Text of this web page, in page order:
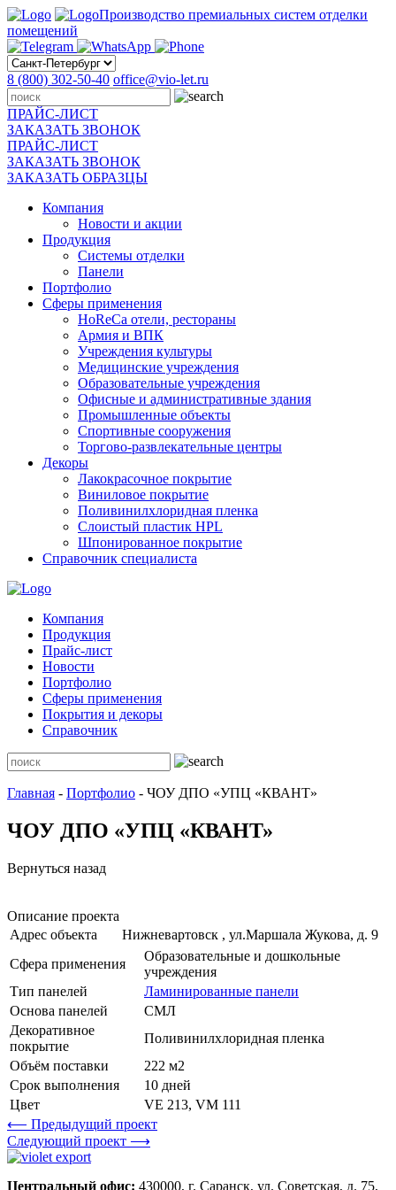
Производство премиальных систем отделки
помещений
8 (800) 302-50-40 office@vio-let.ru
ПРАЙС-ЛИСТ
ЗАКАЗАТЬ ЗВОНОК
ПРАЙС-ЛИСТ
ЗАКАЗАТЬ ЗВОНОК
ЗАКАЗАТЬ ОБРАЗЦЫ
Компания
Новости и акции
Продукция
Системы отделки
Панели
Портфолио
Сферы применения
HoReCa отели, рестораны
Армия и ВПК
Учреждения культуры
Медицинские учреждения
Образовательные учреждения
Офисные и административные здания
Промышленные объекты
Спортивные сооружения
Торгово-развлекательные центры
Декоры
Лакокрасочное покрытие
Виниловое покрытие
Поливинилхлоридная пленка
Слоистый пластик HPL
Шпонированное покрытие
Справочник специалиста
Компания
Продукция
Прайс-лист
Новости
Портфолио
Сферы применения
Покрытия и декоры
Справочник
Главная - Портфолио - ЧОУ ДПО «УПЦ «КВАНТ»
ЧОУ ДПО «УПЦ «КВАНТ»
Вернуться назад
Описание проекта
Адрес объекта
Нижневартовск , ул.Маршала Жукова, д. 9
Сфера применения
Образовательные и дошкольные
учреждения
Тип панелей
Ламинированные панели
Основа панелей
СМЛ
Декоративное
покрытие
Поливинилхлоридная пленка
Объём поставки
222 м2
Срок выполнения
10 дней
Цвет
VE 213, VM 111
⟵ Предыдущий проект
Следующий проект ⟶
Центральный офис: 430000, г. Саранск, ул. Советская, д. 75,